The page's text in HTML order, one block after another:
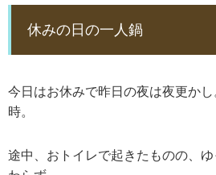
休みの日の一人鍋
今日はお休みで昨日の夜は夜更か
時。
途中、おトイレで起きたものの、